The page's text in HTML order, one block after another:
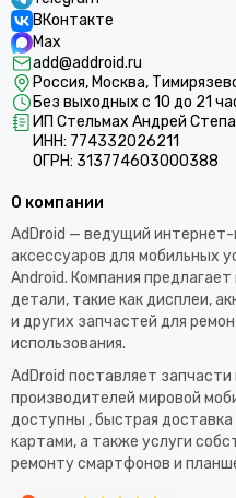
ВКонтакте
Max
add@addroid.ru
Россия, Москва,
Без выходных с 10 до 21
ИП Стельмах Андрей
ИНН: 774332026211
ОГРН: 313774603000388
О компании
AdDroid — ведущий интернет-
аксессуаров для мобильных
Android. Компания
детали, такие как дисплеи,
и других запчастей для
использования.​
AdDroid поставляет
производителей мировой
доступны , быстрая
картами, а также услуги
ремонту смартфонов и